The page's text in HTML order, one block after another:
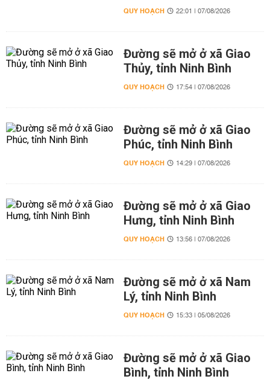
QUY HOẠCH 22:01 | 07/08/2026
Đường sẽ mở ở xã Giao
Thủy, tỉnh Ninh Bình
QUY HOẠCH 17:54 | 07/08/2026
Đường sẽ mở ở xã Giao
Phúc, tỉnh Ninh Bình
QUY HOẠCH 14:29 | 07/08/2026
Đường sẽ mở ở xã Giao
Hưng, tỉnh Ninh Bình
QUY HOẠCH 13:56 | 07/08/2026
Đường sẽ mở ở xã Nam
Lý, tỉnh Ninh Bình
QUY HOẠCH 15:33 | 05/08/2026
Đường sẽ mở ở xã Giao
Bình, tỉnh Ninh Bình